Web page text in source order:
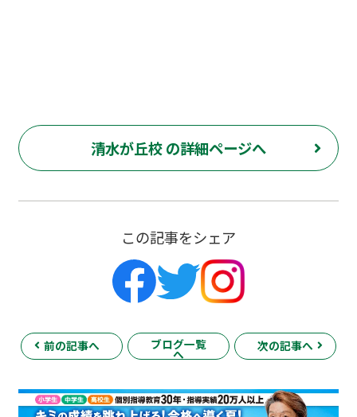
清水が丘校 の詳細ページへ
この記事をシェア
前の記事へ ブログ一覧
へ
次の記事へ